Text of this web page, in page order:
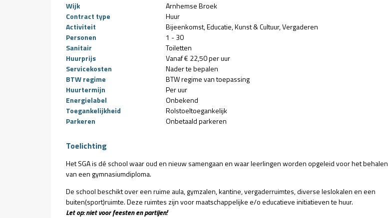
Wijk
Arnhemse Broek
Contract type
Huur
Activiteit
Bijeenkomst Educatie Kunst & Cultuur Vergaderen
Personen
1 - 30
Sanitair
Toiletten
Huurprijs
Vanaf € 22,50 per uur
Servicekosten
Nader te bepalen
BTW regime
BTW regime van toepassing
Huurtermijn
Per uur
Energielabel
Onbekend
Toegankelijkheid
Rolstoeltoegankelijk
Parkeren
Onbetaald parkeren
Toelichting
Het SGA is dé school waar oud en nieuw samengaan en waar leerlingen worden opgeleid voor het behalen
van een gymnasiumdiploma.
De school beschikt over een ruime aula, gymzalen, kantine, vergaderruimtes, diverse leslokalen en een
buiten(sport)ruimte. Deze ruimtes zijn voor maatschappelijke e/o educatieve initiatieven te huur.
Let op: niet voor feesten en partijen!